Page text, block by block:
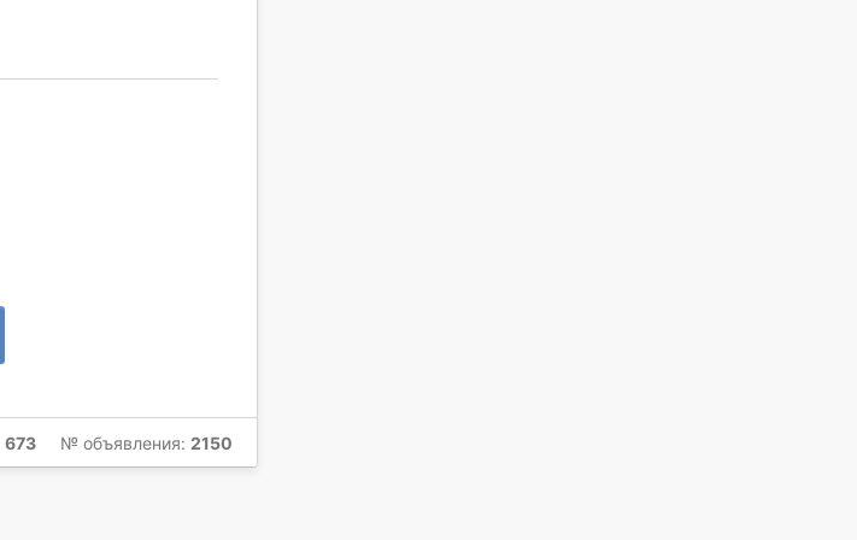
673 № объявления: 2150